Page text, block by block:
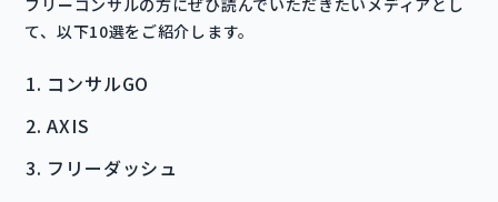
フリーコンサルの方にぜひ読んでいただきたいメディアとし
て、以下10選をご紹介します。
コンサルGO
AXIS
フリーダッシュ